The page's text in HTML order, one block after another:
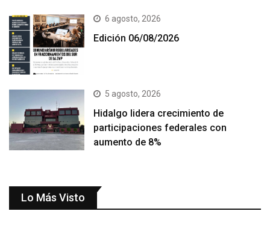
6 agosto, 2026
Edición 06/08/2026
5 agosto, 2026
Hidalgo lidera crecimiento de
participaciones federales con
aumento de 8%
Lo Más Visto